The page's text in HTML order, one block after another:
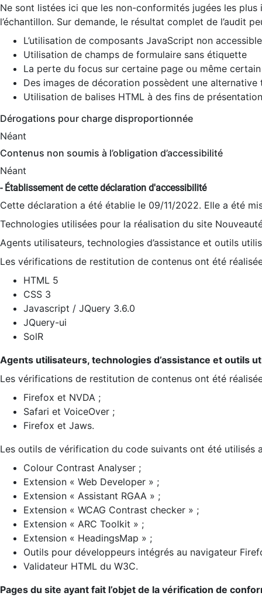
Ne sont listées ici que les non-conformités jugées les
l’échantillon. Sur demande, le résultat complet de l’audit
L’utilisation de composants JavaScript non
Utilisation de champs de formulaire sans étiquette
La perte du focus sur certaine page ou même
Des images de décoration possèdent une alternative
Utilisation de balises HTML à des fins de
Dérogations pour charge disproportionnée
Néant
Contenus non soumis à l’obligation d’accessibilité
Néant
- Établissement de cette déclaration d'accessibilité
Cette déclaration a été établie le 09/11/2022. Elle a été
Technologies utilisées pour la réalisation du site
Agents utilisateurs, technologies d’assistance et outils
Les vérifications de restitution de contenus ont été
HTML 5
CSS 3
Javascript / JQuery 3.6.0
JQuery-ui
SolR
Agents utilisateurs, technologies d’assistance et outils
Les vérifications de restitution de contenus ont été
Firefox et NVDA ;
Safari et VoiceOver ;
Firefox et Jaws.
Les outils de vérification du code suivants ont été utilisés
Colour Contrast Analyser ;
Extension « Web Developer » ;
Extension « Assistant RGAA » ;
Extension « WCAG Contrast checker » ;
Extension « ARC Toolkit » ;
Extension « HeadingsMap » ;
Outils pour développeurs intégrés au navigateur
Validateur HTML du W3C.
Pages du site ayant fait l’objet de la vérification de